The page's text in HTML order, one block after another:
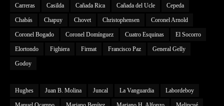
Carreras Casilda Cañada Rica Cañada del Ucle Cepeda
Chabás Chapuy Chovet Christophensen Coronel Arnold
Coronel Bogado Coronel Domínguez Cuatro Esquinas El Socorro
Elortondo Fighiera Firmat Francisco Paz General Gelly
Godoy
Hughes Juan B. Molina Juncal La Vanguardia Labordeboy